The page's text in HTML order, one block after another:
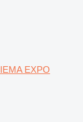
EXPO